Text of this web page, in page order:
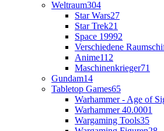
Weltraum304
Star Wars27
Star Trek21
Space 19992
Verschiedene
Anime112
Maschinenkrieger71
Gundam14
Tabletop Games65
Warhammer - Age of
Warhammer 40.0001
Wargaming Tools35